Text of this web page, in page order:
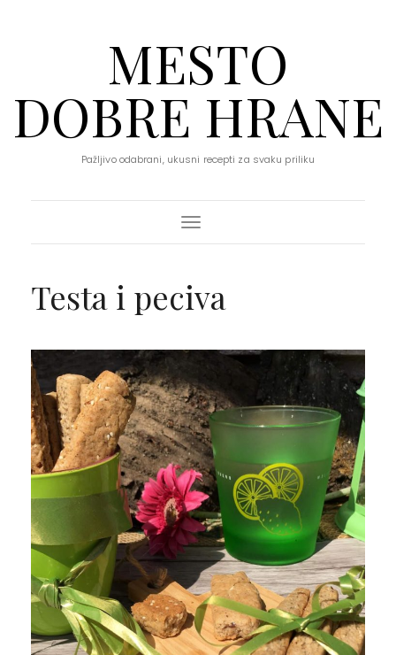
MESTO
DOBRE HRANE
Pažljivo odabrani, ukusni recepti za svaku priliku
Toggle Navigation
Testa i peciva